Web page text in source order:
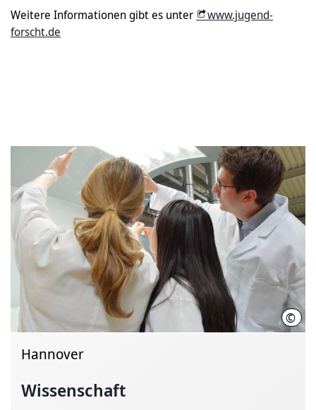
Weitere Informationen gibt es unter
www.jugend-
forscht.de
©
Hannover
Wissenschaft